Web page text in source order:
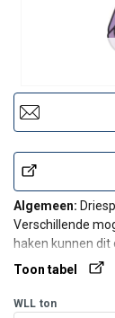
Algemeen:
Verschillende
haken kunnen dit
Toon tabel
WLL ton